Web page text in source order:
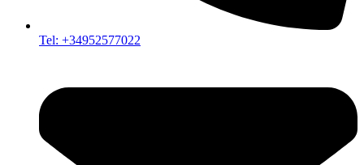
Tel: +34952577022